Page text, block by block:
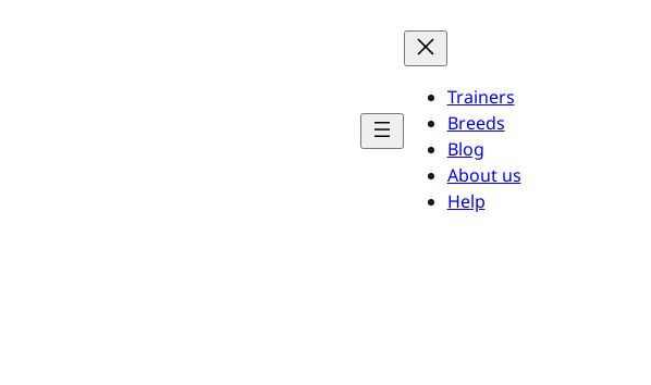
Trainers
Breeds
Blog
About us
Help